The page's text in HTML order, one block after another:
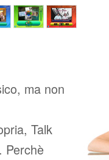
ma non
Talk
Perchè